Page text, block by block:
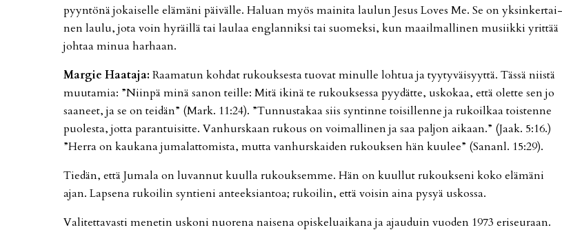
pyyn­tö­nä jo­kai­sel­le elä­mä­ni päi­väl­le. Ha­lu­an myös mai­ni­ta lau­lun Je­sus Lo­ves Me. Se on yk­sin­ker­tai­
nen lau­lu, jota voin hy­räil­lä tai lau­laa eng­lan­nik­si tai suo­mek­si, kun maa­il­mal­li­nen mu­siik­ki yrit­tää
joh­taa mi­nua har­haan.
Mar­gie Haa­ta­ja: Raa­ma­tun koh­dat ru­kouk­ses­ta tuo­vat mi­nul­le loh­tua ja tyy­ty­väi­syyt­tä. Täs­sä niis­tä
muu­ta­mia: ”Niin­pä minä sa­non teil­le: Mitä iki­nä te ru­kouk­ses­sa pyy­dät­te, us­ko­kaa, et­tä olet­te sen jo
saa­neet, ja se on tei­dän” (Mark. 11:24). ”Tun­nus­ta­kaa siis syn­tin­ne toi­sil­len­ne ja ru­koil­kaa tois­ten­ne
puo­les­ta, jot­ta pa­ran­tui­sit­te. Van­hurs­kaan ru­kous on voi­mal­li­nen ja saa pal­jon ai­kaan.” (Jaak. 5:16.)
”Her­ra on kau­ka­na ju­ma­lat­to­mis­ta, mut­ta van­hurs­kai­den ru­kouk­sen hän kuu­lee” (Sa­nanl. 15:29).
Tie­dän, et­tä Ju­ma­la on lu­van­nut kuul­la ru­kouk­sem­me. Hän on kuul­lut ru­kouk­se­ni koko elä­mä­ni
ajan. Lap­se­na ru­koi­lin syn­tie­ni an­teek­si­an­toa; ru­koi­lin, et­tä voi­sin ai­na py­syä us­kos­sa.
Va­li­tet­ta­vas­ti me­ne­tin us­ko­ni nuo­re­na nai­se­na opis­ke­lu­ai­ka­na ja ajau­duin vuo­den 1973 eri­seu­raan.